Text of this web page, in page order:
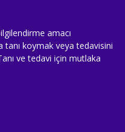
amacı
tanı koymak veya tedavisini
ve tedavi için mutlaka